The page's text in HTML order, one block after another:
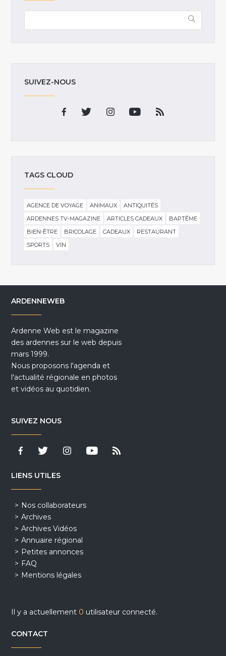
SUIVEZ-NOUS
TAGS CLOUD
AGENCE DE VOYAGE ANIMAUX
ANTIQUITÉS
ARDENNES TV-MAGAZINE
ARTICLES CADEAUX
BAPTÊME
BIEN-ÊTRE
BRICOLAGE CADEAUX
RESTAURANT
SPORTS
VIN
ARDENNEWEB
Ardenne Web est le magazine
des ardennes sur le web depuis
mars 1999.
Nous proposons l'agenda et
l'actualité régionale en photos
et vidéos au quotidien.
SUIVEZ NOUS
LIENS UTILES
Nos collaborateurs
Archives
Archives Vidéos
Annuaire régional
Petites annonces
FAQ
Mentions légales
Il y a actuellement 0 utilisateur connecté.
CONTACT